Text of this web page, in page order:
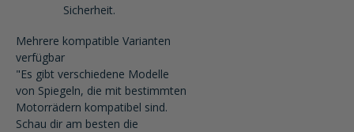
Sicherheit.
Mehrere kompatible Varianten
verfügbar
"Es gibt verschiedene Modelle
von Spiegeln, die mit bestimmten
Motorrädern kompatibel sind.
Schau dir am besten die